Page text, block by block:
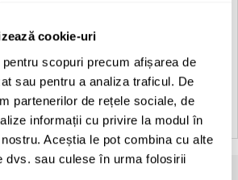
cookie-uri
scopuri precum afișarea de
sau pentru a analiza traficul. De
partenerilor de rețele sociale, de
informații cu privire la modul în
Aceștia le pot combina cu alte
dvs. sau culese în urma folosirii
Recessed Artecta
categoriaRecessed
Artecta
producator